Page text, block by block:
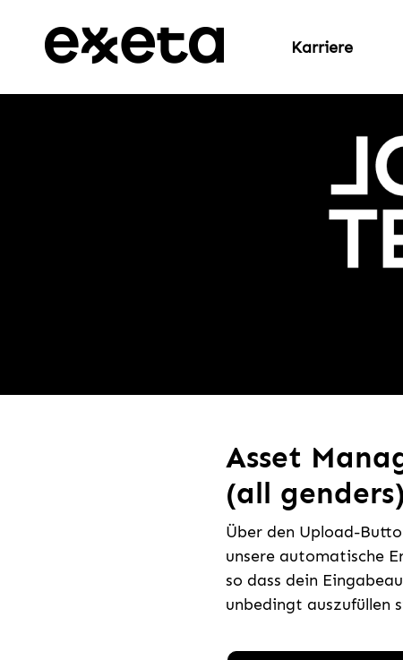
Karriere
Asset
(all genders)
Über den Upload-
unsere automatische
so dass dein
unbedingt auszufüllen